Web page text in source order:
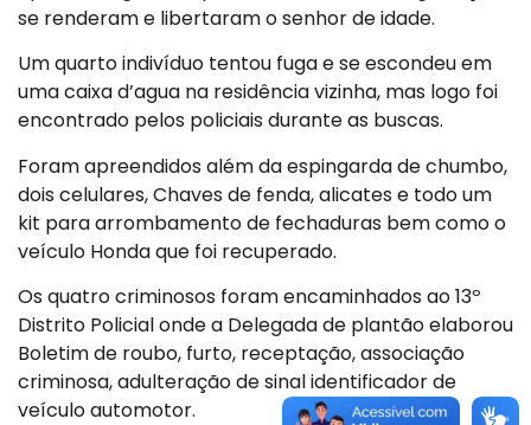
se renderam e libertaram o senhor de idade.
Um quarto indivíduo tentou fuga e se escondeu em
uma caixa d’agua na residência vizinha, mas logo foi
encontrado pelos policiais durante as buscas.
Foram apreendidos além da espingarda de chumbo,
dois celulares, Chaves de fenda, alicates e todo um
kit para arrombamento de fechaduras bem como o
veículo Honda que foi recuperado.
Os quatro criminosos foram encaminhados ao 13º
Distrito Policial onde a Delegada de plantão elaborou
Boletim de roubo, furto, receptação, associação
criminosa, adulteração de sinal identificador de
veículo automotor.